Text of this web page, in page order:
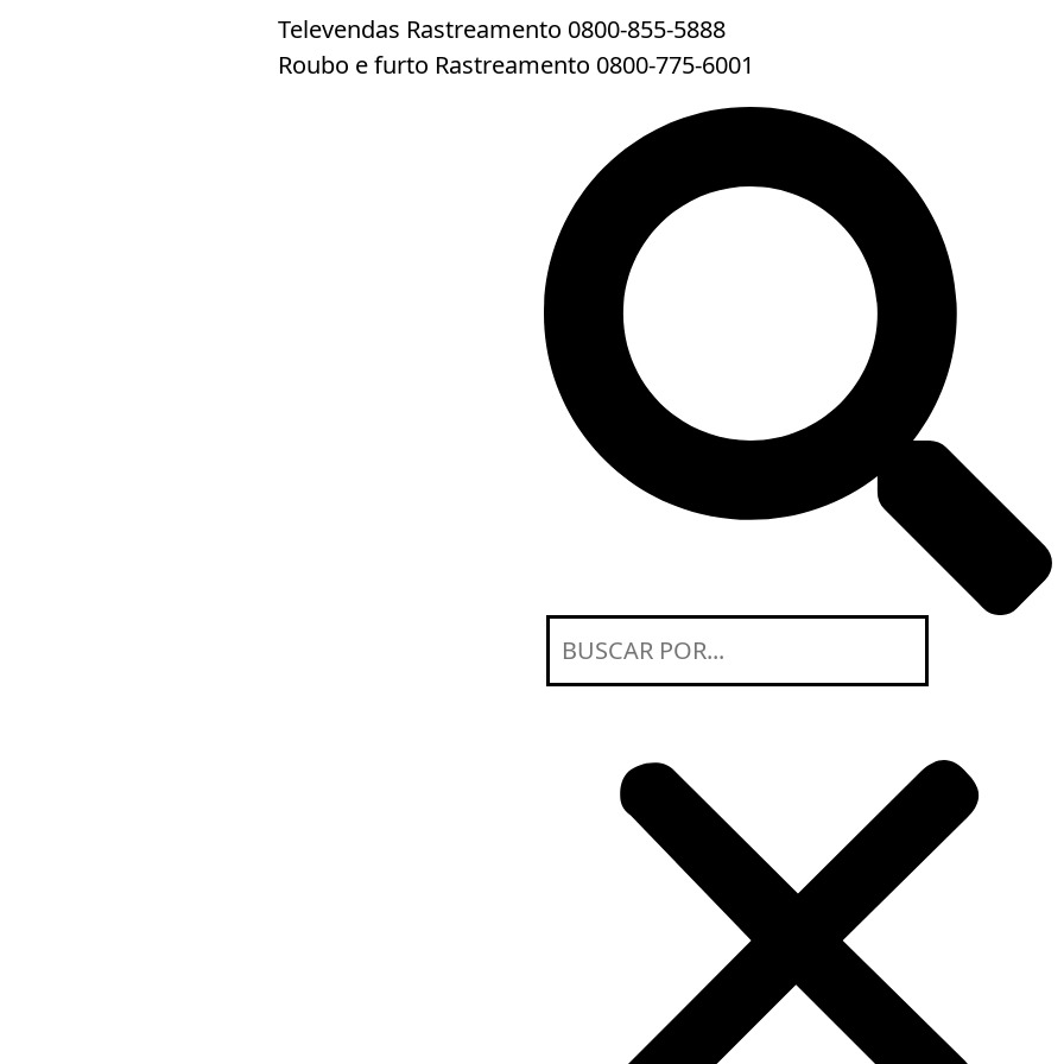
Televendas Rastreamento 0800-855-5888
Roubo e furto Rastreamento 0800-775-6001